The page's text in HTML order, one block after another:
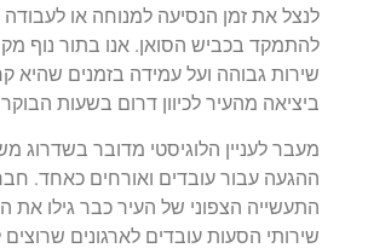
לנצל את זמן הנסיעה למנוחה או
להתמקד בכביש הסואן. אנו בתור נוף
שירות גבוהה ועל עמידה בזמנים שהיא
ביציאה מהעיר לכיוון דרום בשעות
מעבר לעניין הלוגיסטי מדובר בשדרוג
ההגעה עבור עובדים ואורחים כאחד.
התעשייה הצפוני של העיר כבר גילו את
שירותי הסעות עובדים לארגונים